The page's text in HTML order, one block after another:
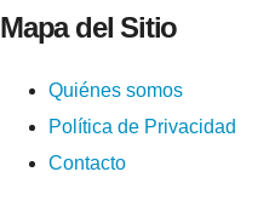
Mapa del Sitio
Quiénes somos
Política de Privacidad
Contacto